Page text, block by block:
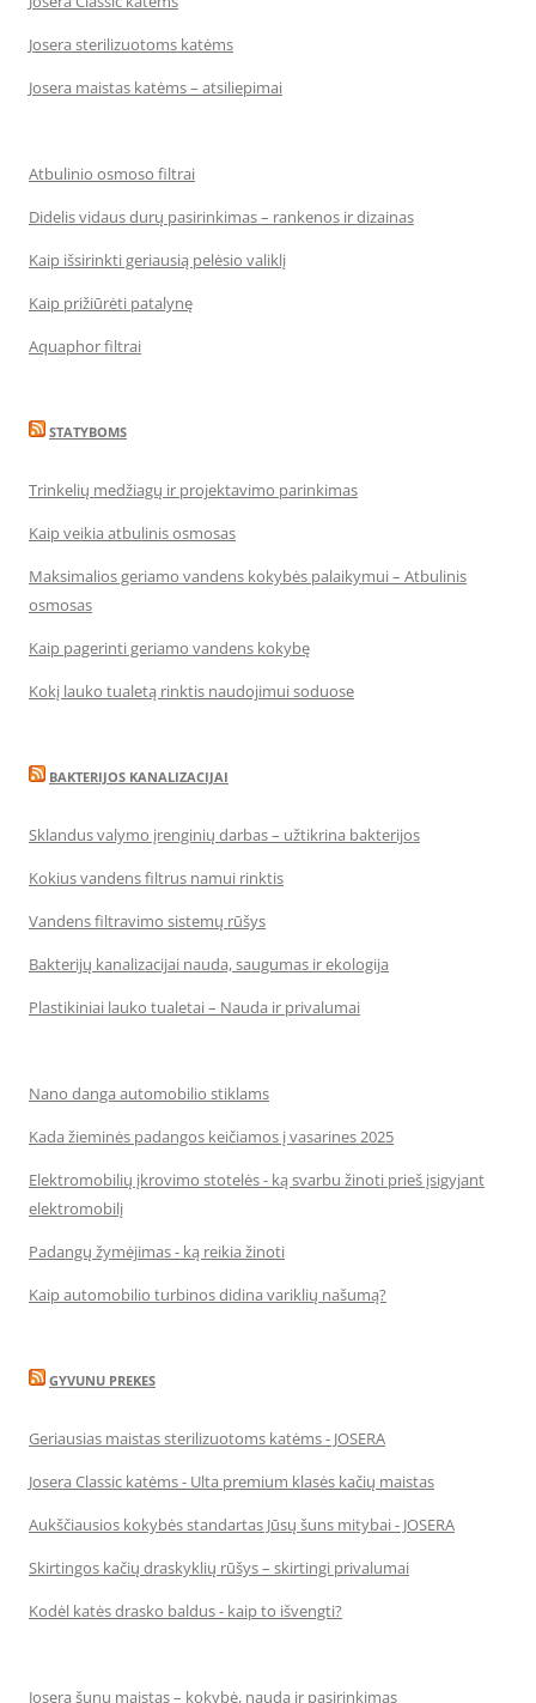
Josera sterilizuotoms katėms
Josera maistas katėms – atsiliepimai
Atbulinio osmoso filtrai
Didelis vidaus durų pasirinkimas – rankenos ir dizainas
Kaip išsirinkti geriausią pelėsio valiklį
Kaip prižiūrėti patalynę
Aquaphor filtrai
STATYBOMS
Trinkelių medžiagų ir projektavimo parinkimas
Kaip veikia atbulinis osmosas
Maksimalios geriamo vandens kokybės palaikymui – Atbulinis
osmosas
Kaip pagerinti geriamo vandens kokybę
Kokį lauko tualetą rinktis naudojimui soduose
BAKTERIJOS KANALIZACIJAI
Sklandus valymo įrenginių darbas – užtikrina bakterijos
Kokius vandens filtrus namui rinktis
Vandens filtravimo sistemų rūšys
Bakterijų kanalizacijai nauda, saugumas ir ekologija
Plastikiniai lauko tualetai – Nauda ir privalumai
Nano danga automobilio stiklams
Kada žieminės padangos keičiamos į vasarines 2025
Elektromobilių įkrovimo stotelės - ką svarbu žinoti prieš įsigyjant
elektromobilį
Padangų žymėjimas - ką reikia žinoti
Kaip automobilio turbinos didina variklių našumą?
GYVUNU PREKES
Geriausias maistas sterilizuotoms katėms - JOSERA
Josera Classic katėms - Ulta premium klasės kačių maistas
Aukščiausios kokybės standartas Jūsų šuns mitybai - JOSERA
Skirtingos kačių draskyklių rūšys – skirtingi privalumai
Kodėl katės drasko baldus - kaip to išvengti?
Josera šunų maistas – kokybė, nauda ir pasirinkimas